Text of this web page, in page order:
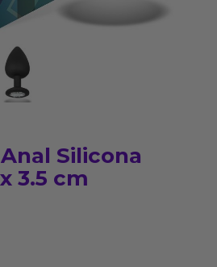
Silicona
3.5 cm